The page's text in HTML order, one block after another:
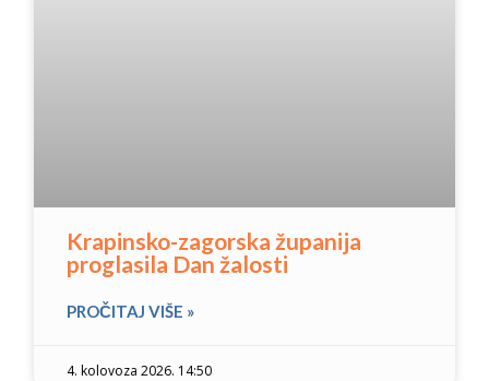
Krapinsko-zagorska županija
proglasila Dan žalosti
PROČITAJ VIŠE »
4. kolovoza 2026. 14:50